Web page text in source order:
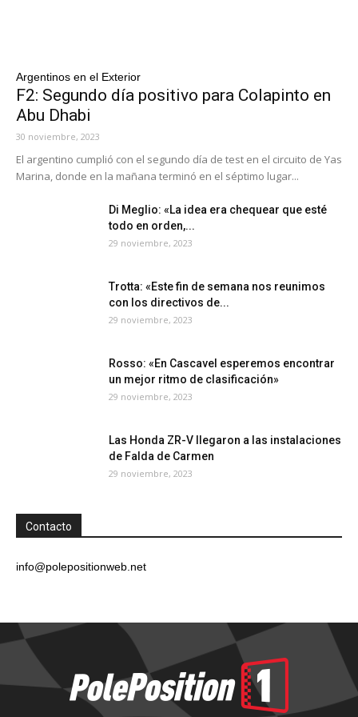
Argentinos en el Exterior
F2: Segundo día positivo para Colapinto en
Abu Dhabi
30 noviembre, 2023
El argentino cumplió con el segundo día de test en el circuito de Yas
Marina, donde en la mañana terminó en el séptimo lugar...
Di Meglio: «La idea era chequear que esté
todo en orden,...
29 noviembre, 2023
Trotta: «Este fin de semana nos reunimos
con los directivos de...
29 noviembre, 2023
Rosso: «En Cascavel esperemos encontrar
un mejor ritmo de clasificación»
29 noviembre, 2023
Las Honda ZR-V llegaron a las instalaciones
de Falda de Carmen
29 noviembre, 2023
Contacto
info@polepositionweb.net